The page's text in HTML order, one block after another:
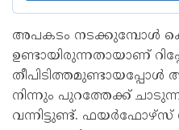
അപകടം നടക്കുമ്പോള്‍
ഉണ്ടായിരുന്നതായാണ്
തീപിടിത്തമുണ്ടായപ്പോള്‍
നിന്നും പുറത്തേക്ക്
വന്നിട്ടുണ്ട്.